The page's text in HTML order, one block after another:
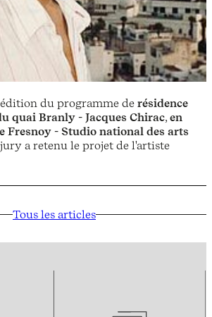
du programme de résidence
quai Branly - Jacques Chirac, en
Fresnoy - Studio national des arts
a retenu le projet de l'artiste
Tous les articles